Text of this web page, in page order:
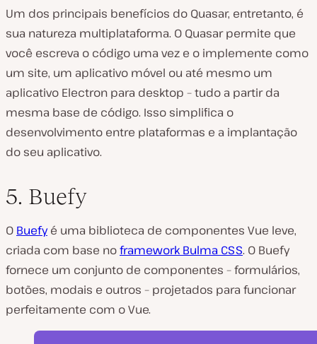
Um dos principais benefícios do Quasar, entretanto, é
sua natureza multiplataforma. O Quasar permite que
você escreva o código uma vez e o implemente como
um site, um aplicativo móvel ou até mesmo um
aplicativo Electron para desktop – tudo a partir da
mesma base de código. Isso simplifica o
desenvolvimento entre plataformas e a implantação
do seu aplicativo.
5. Buefy
O Buefyé uma biblioteca de componentes Vue leve,
criada com base noframework Bulma CSS. O Buefy
fornece um conjunto de componentes – formulários,
botões, modais e outros – projetados para funcionar
perfeitamente com o Vue.